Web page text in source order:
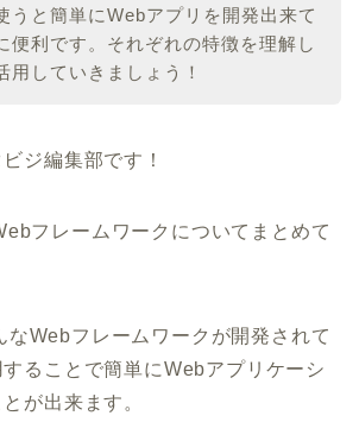
うと簡単にWebアプリを開発出来て
便利です。それぞれの特徴を理解し
用していきましょう！
ジ編集部です！
フレームワークについてまとめて
なWebフレームワークが開発されて
ることで簡単にWebアプリケーシ
が出来ます。